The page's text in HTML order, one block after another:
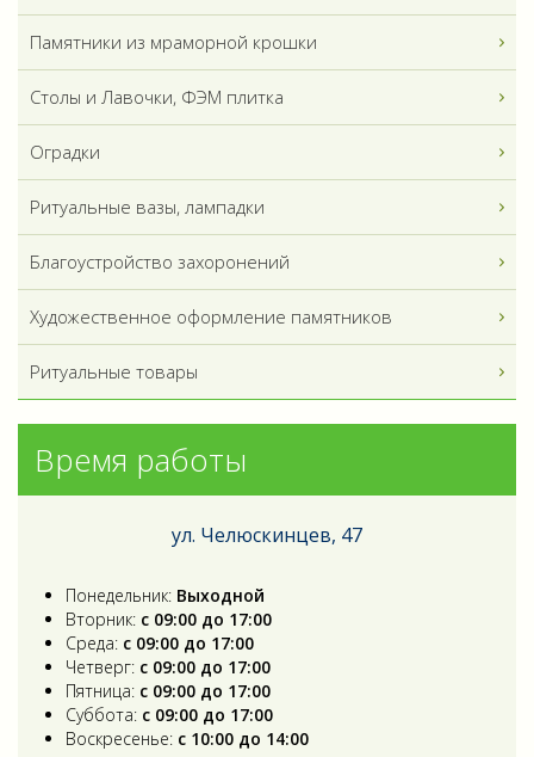
Памятники из мраморной крошки
Столы и Лавочки, ФЭМ плитка
Оградки
Ритуальные вазы, лампадки
Благоустройство захоронений
Художественное оформление памятников
Ритуальные товары
Время работы
ул. Челюскинцев, 47
Понедельник: Выходной
Вторник: с 09:00 до 17:00
Среда: с 09:00 до 17:00
Четверг: с 09:00 до 17:00
Пятница: с 09:00 до 17:00
Суббота: с 09:00 до 17:00
Воскресенье: с 10:00 до 14:00